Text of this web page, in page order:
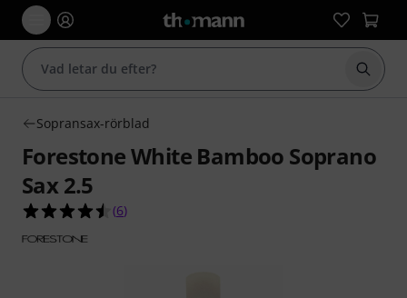
Börja
Sopransax-rörblad
Forestone White Bamboo Soprano
Sax 2.5
4.5 av 5 stjärnor från 6 kundbetyg
(6)